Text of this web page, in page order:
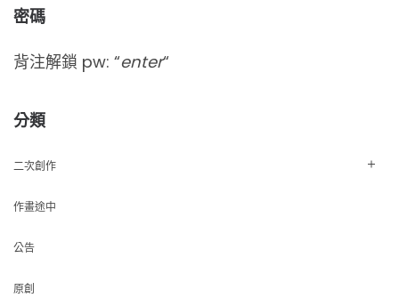
密碼
背注解鎖 pw: “enter“
分類
二次創作
作畫途中
公告
原創